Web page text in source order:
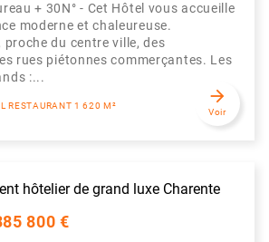
+ 30N° - Cet Hôtel vous accueille
moderne et chaleureuse.
proche du centre ville, des
rues piétonnes commerçantes. Les
:...
RESTAURANT 1 620 M²
arrow_forward
Voir
hôtelier de grand luxe Charente
800 €